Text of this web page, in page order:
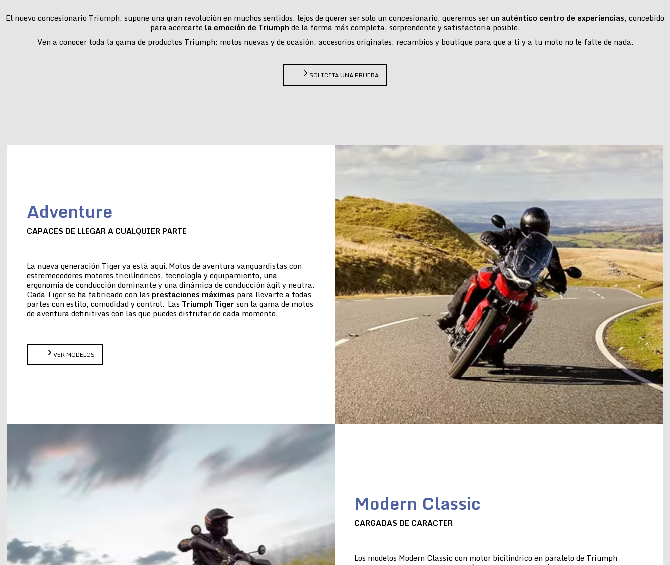
El nuevo concesionario Triumph, supone una gran revolución en muchos sentidos, lejos de querer ser solo un concesionario, queremos ser un auténtico centro de experiencias, concebido
para acercarte la emoción de Triumph de la forma más completa, sorprendente y satisfactoria posible.
Ven a conocer toda la gama de productos Triumph: motos nuevas y de ocasión, accesorios originales, recambios y boutique para que a ti y a tu moto no le falte de nada.
SOLICITA UNA PRUEBA
Adventure
CAPACES DE LLEGAR A CUALQUIER PARTE
La nueva generación Tiger ya está aquí. Motos de aventura vanguardistas con
estremecedores motores tricilíndricos, tecnología y equipamiento, una
ergonomía de conducción dominante y una dinámica de conducción ágil y neutra.
Cada Tiger se ha fabricado con las prestaciones máximas para llevarte a todas
partes con estilo, comodidad y control. Las Triumph Tiger son la gama de motos
de aventura definitivas con las que puedes disfrutar de cada momento.
VER MODELOS
Modern Classic
CARGADAS DE CARACTER
Los modelos Modern Classic con motor bicilíndrico en paralelo de Triumph